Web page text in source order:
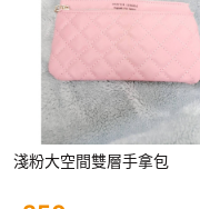
淺粉大空間雙層手拿包